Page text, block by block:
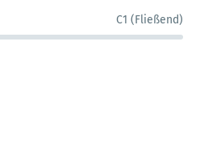
C1 (Fließend)